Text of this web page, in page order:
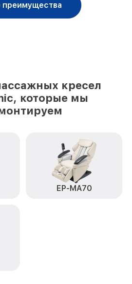
кресел
которые мы
EP-MA70